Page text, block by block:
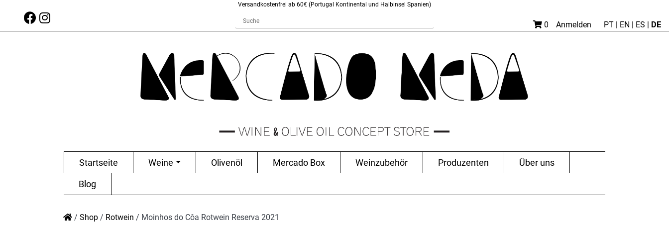
Versandkostenfrei ab 60€ (Portugal Kontinental und Halbinsel Spanien)
0 Anmelden PT | EN | ES | DE
Startseite Weine Olivenöl Mercado Box Weinzubehör Produzenten Über uns
Blog
/ Shop / Rotwein / Moinhos do Côa Rotwein Reserva 2021